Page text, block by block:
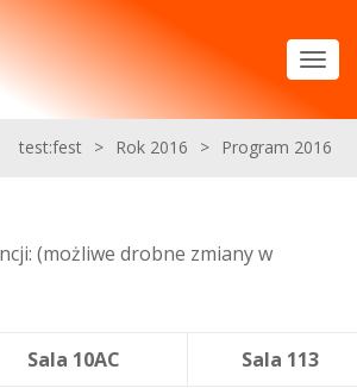
test:fest > Rok 2016 > Program 2016
(możliwe drobne zmiany w
Sala 10AC Sala 113